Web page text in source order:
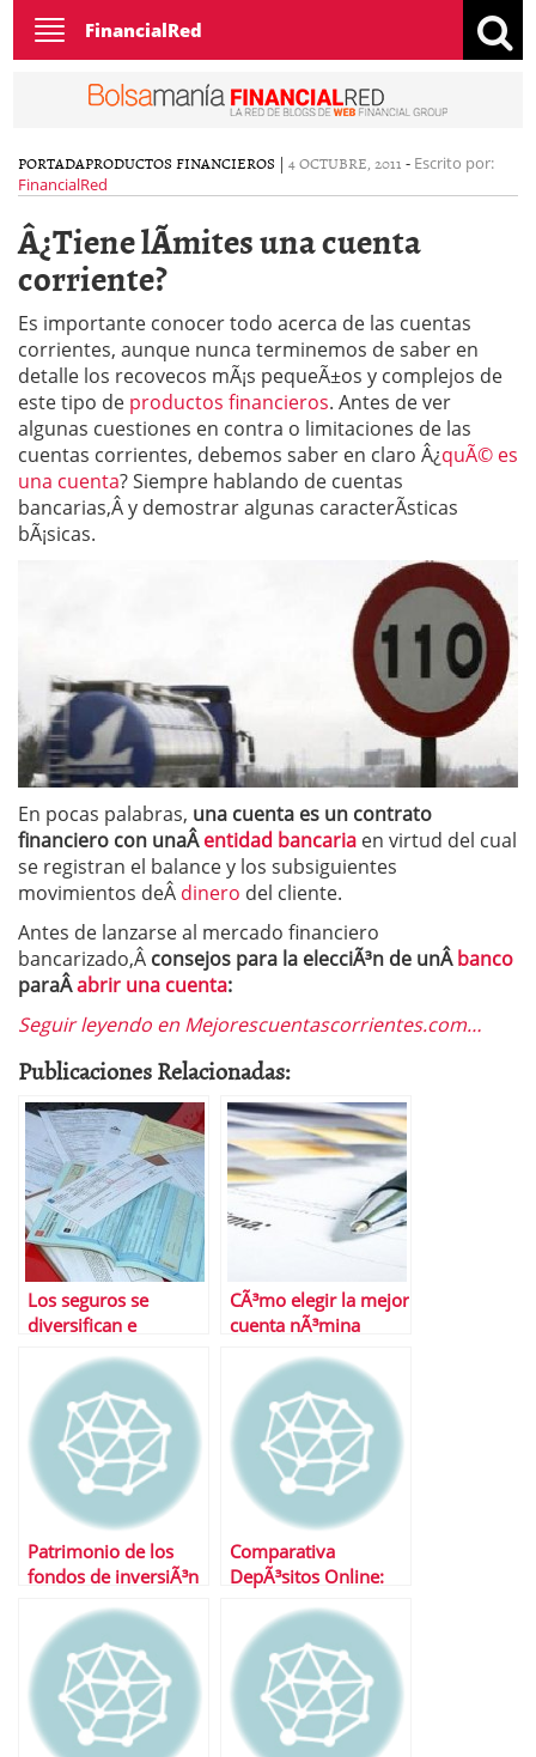
Toggle
navigation
FinancialRed
PORTADAPRODUCTOS FINANCIEROS | 4 OCTUBRE, 2011 - Escrito por:
FinancialRed
Â¿Tiene lÃ­mites una cuenta
corriente?
Es importante conocer todo acerca de las cuentas
corrientes, aunque nunca terminemos de saber en
detalle los recovecos mÃ¡s pequeÃ±os y complejos de
este tipo de productos financieros. Antes de ver
algunas cuestiones en contra o limitaciones de las
cuentas corrientes, debemos saber en claro Â¿quÃ© es
una cuenta? Siempre hablando de cuentas
bancarias,Â y demostrar algunas caracterÃ­sticas
bÃ¡sicas.
En pocas palabras, una cuenta es un contrato
financiero con unaÂentidad bancaria en virtud del cual
se registran el balance y los subsiguientes
movimientos deÂ dinero del cliente.
Antes de lanzarse al mercado financiero
bancarizado,Â consejos para la elecciÃ³n de unÂbanco
paraÂabrir una cuenta:
Seguir leyendo en Mejorescuentascorrientes.com…
Publicaciones Relacionadas:
Los seguros se
diversifican e
CÃ³mo elegir la mejor
cuenta nÃ³mina
Patrimonio de los
fondos de inversiÃ³n
trimestre 2010
Comparativa
DepÃ³sitos Online:
Openbank, Uno-e y
TuBancaja